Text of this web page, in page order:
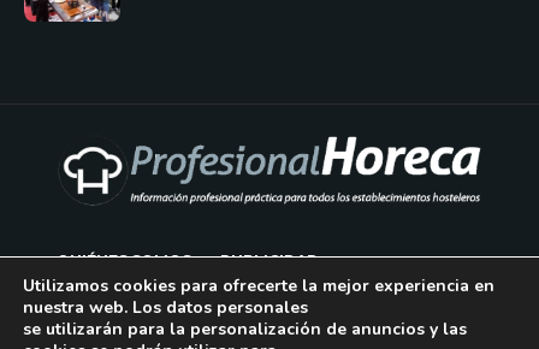
QUIÉNES SOMOS PUBLICIDAD
AVISO LEGAL
Utilizamos cookies para ofrecerte la mejor experiencia en
nuestra web. Los datos personales
se utilizarán para la personalización de anuncios y las